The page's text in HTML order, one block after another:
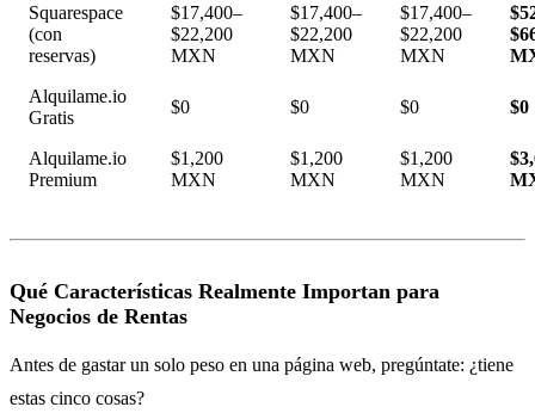
Squarespace
(con
reservas)
$17,400–
$22,200
MXN
$17,400–
$22,200
MXN
$17,400–
$22,200
MXN
Alquilame.io
Gratis
$0 $0 $0 $0
Alquilame.io
Premium
$1,200
MXN
$1,200
MXN
$1,200
MXN
Qué Características Realmente Importan para
Negocios de Rentas
Antes de gastar un solo peso en una página web, pregúntate: ¿tiene
estas cinco cosas?